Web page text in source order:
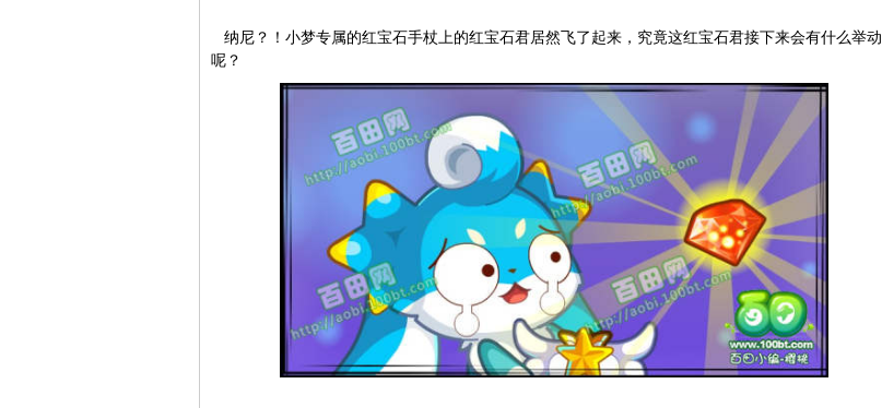
纳尼？！小梦专属的红宝石手杖上的红宝石君居然飞了起来，究竟这红宝石君接下来会有什么举动
呢？